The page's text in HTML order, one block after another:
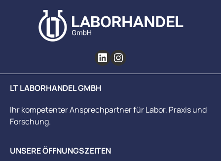
LT LABORHANDEL GMBH
Ihr kompetenter Ansprechpartner für Labor, Praxis und
Forschung.
UNSERE ÖFFNUNGSZEITEN